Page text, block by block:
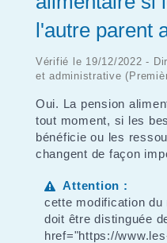
l'autre parent
Vérifié le 19/12/2022 -
et administrative
Oui. La pension
tout moment, si les
bénéficie ou les
changent de façon
Attention :
cette modification du
doit être distinguée
href="https://